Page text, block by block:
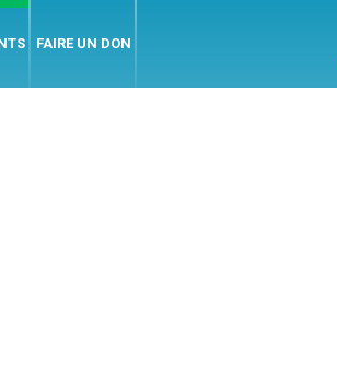
FAIRE UN DON